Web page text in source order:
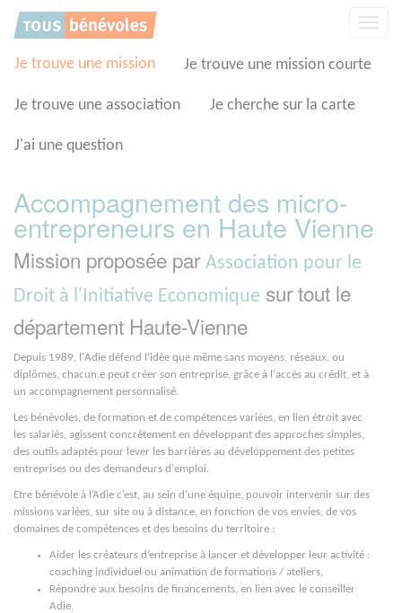
Je trouve une mission Je trouve une mission courte
Je trouve une association Je cherche sur la carte
J'ai une question
Accompagnement des micro-
entrepreneurs en Haute Vienne
Mission proposée par Association pour le
Droit à l'Initiative Economique sur tout le
département Haute-Vienne
Depuis 1989, l'Adie défend l'idée que même sans moyens, réseaux, ou
diplômes, chacun.e peut créer son entreprise, grâce à l'accès au crédit, et à
un accompagnement personnalisé.
Les bénévoles, de formation et de compétences variées, en lien étroit avec
les salariés, agissent concrètement en développant des approches simples,
des outils adaptés pour lever les barrières au développement des petites
entreprises ou des demandeurs d'emploi.
Etre bénévole à l’Adie c’est, au sein d’une équipe, pouvoir intervenir sur des
missions variées, sur site ou à distance, en fonction de vos envies, de vos
domaines de compétences et des besoins du territoire :
Aider les créateurs d’entreprise à lancer et développer leur activité :
coaching individuel ou animation de formations / ateliers,
Répondre aux besoins de financements, en lien avec le conseiller
Adie,
Panneau de gestion des cookies